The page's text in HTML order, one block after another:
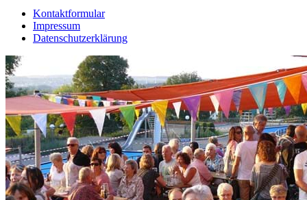
Kontaktformular
Impressum
Datenschutzerklärung